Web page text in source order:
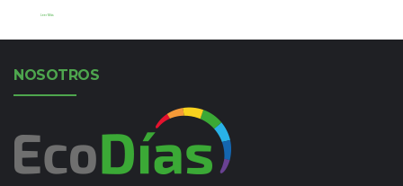
Leer Más
NOSOTROS